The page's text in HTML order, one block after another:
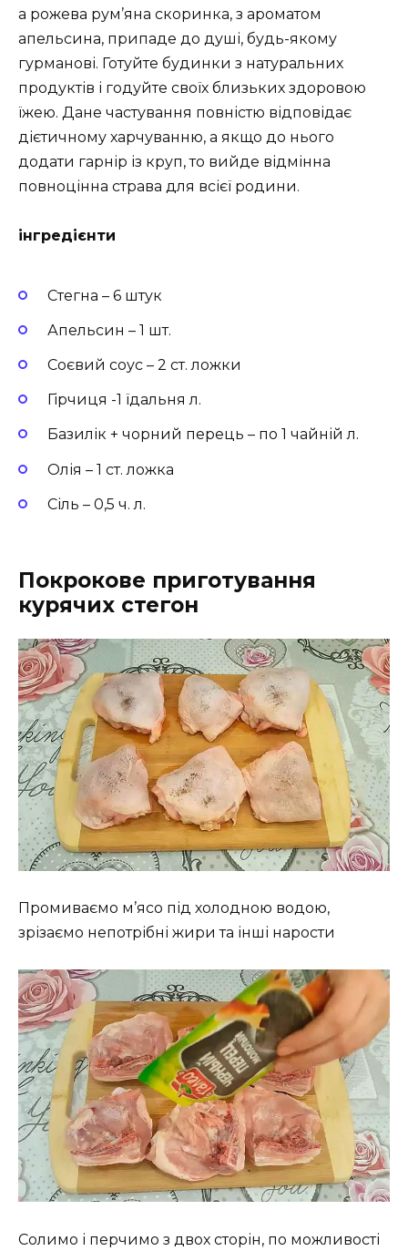
а рожева рум’яна скоринка, з ароматом
апельсина, припаде до душі, будь-якому
гурманові. Готуйте будинки з натуральних
продуктів і годуйте своїх близьких здоровою
їжею. Дане частування повністю відповідає
дієтичному харчуванню, а якщо до нього
додати гарнір із круп, то вийде відмінна
повноцінна страва для всієї родини.
інгредієнти
Стегна – 6 штук
Апельсин – 1 шт.
Соєвий соус – 2 ст. ложки
Гірчиця -1 їдальня л.
Базилік + чорний перець – по 1 чайній л.
Олія – 1 ст. ложка
Сіль – 0,5 ч. л.
Покрокове приготування
курячих стегон
Промиваємо м’ясо під холодною водою,
зрізаємо непотрібні жири та інші нарости
Солимо і перчимо з двох сторін, по можливості